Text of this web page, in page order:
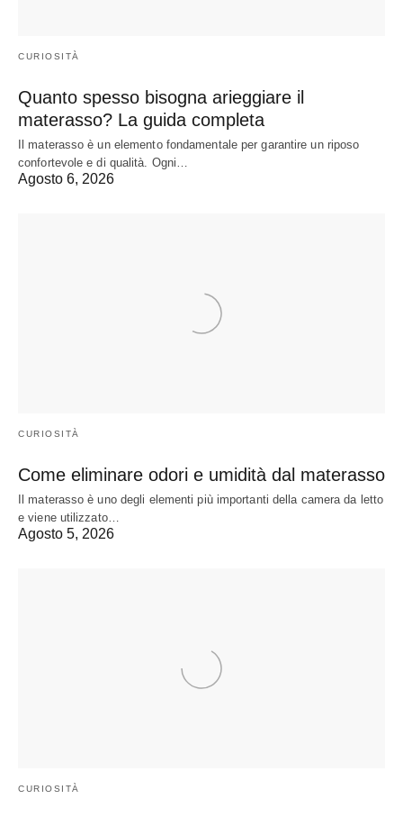
CURIOSITÀ
Quanto spesso bisogna arieggiare il
materasso? La guida completa
Il materasso è un elemento fondamentale per garantire un riposo
confortevole e di qualità. Ogni…
Agosto 6, 2026
CURIOSITÀ
Come eliminare odori e umidità dal materasso
Il materasso è uno degli elementi più importanti della camera da letto
e viene utilizzato…
Agosto 5, 2026
CURIOSITÀ